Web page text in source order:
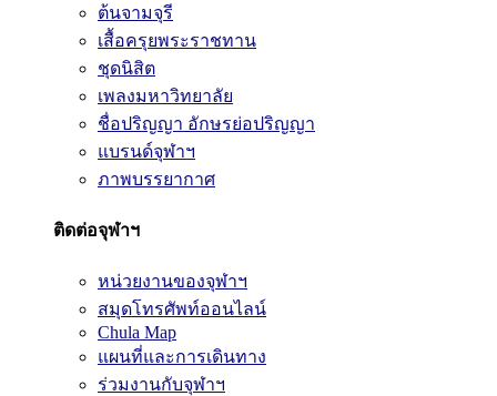
ต้นจามจุรี
เสื้อครุยพระราชทาน
ชุดนิสิต
เพลงมหาวิทยาลัย
ชื่อปริญญา อักษรย่อปริญญา
แบรนด์จุฬาฯ
ภาพบรรยากาศ
ติดต่อจุฬาฯ
หน่วยงานของจุฬาฯ
สมุดโทรศัพท์ออนไลน์
Chula Map
แผนที่และการเดินทาง
ร่วมงานกับจุฬาฯ